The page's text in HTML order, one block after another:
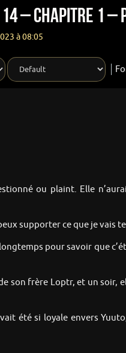
– Chapitre 1 –
à 08:05
ou plaint. Elle
supporter ce que je vais
pour savoir que
son frère Loptr, et un soir,
été si loyale envers